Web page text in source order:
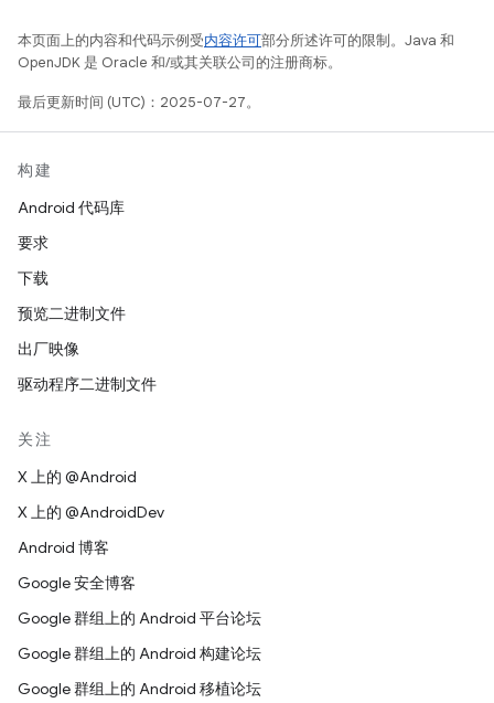
本页面上的内容和代码示例受内容许可部分所述许可的限制。Java 和
OpenJDK 是 Oracle 和/或其关联公司的注册商标。
最后更新时间 (UTC)：2025-07-27。
构建
Android 代码库
要求
下载
预览二进制文件
出厂映像
驱动程序二进制文件
关注
X 上的 @Android
X 上的 @AndroidDev
Android 博客
Google 安全博客
Google 群组上的 Android 平台论坛
Google 群组上的 Android 构建论坛
Google 群组上的 Android 移植论坛